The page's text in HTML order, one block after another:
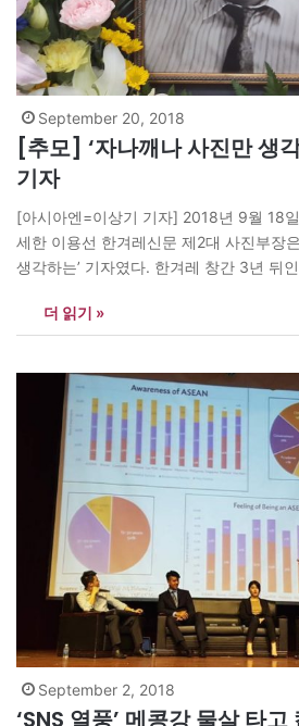
September 20, 2018
[추모] ‘자나깨나 사진만 생
기자
[아시아엔=이상기 기자] 2018년 9월 18
세한 이용선 한겨레신문 제2대 사진부장
생각하는’ 기자였다. 한겨레 창간 3년 뒤
이 선배가 사진부장(1991~1996)으로 재
와 정치부·편집부에서 일했다. 출근 길
더 읽기 »
September 2, 2018
‘SNS 열풍’ 메콩강 물살 타